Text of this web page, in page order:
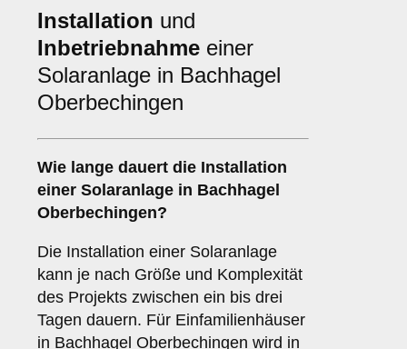
Installation und
Inbetriebnahme einer
Solaranlage in Bachhagel
Oberbechingen
Wie lange dauert die Installation
einer Solaranlage in Bachhagel
Oberbechingen?
Die Installation einer Solaranlage
kann je nach Größe und Komplexität
des Projekts zwischen ein bis drei
Tagen dauern. Für Einfamilienhäuser
in Bachhagel Oberbechingen wird in